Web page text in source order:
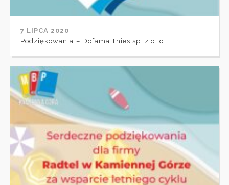
7 LIPCA 2020
Podziękowania – Dofama Thies sp. z o. o.